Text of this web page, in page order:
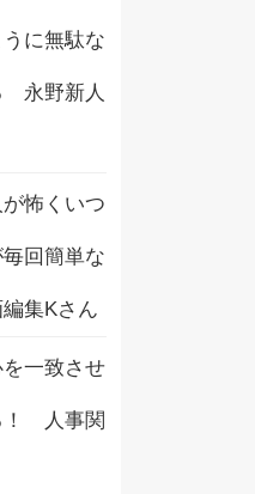
に無駄な
永野新人
怖くいつ
回簡単な
集Kさん
一致させ
！ 人事関